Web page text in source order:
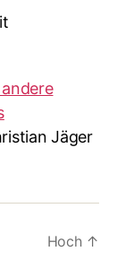
Jäger
Hoch ↑